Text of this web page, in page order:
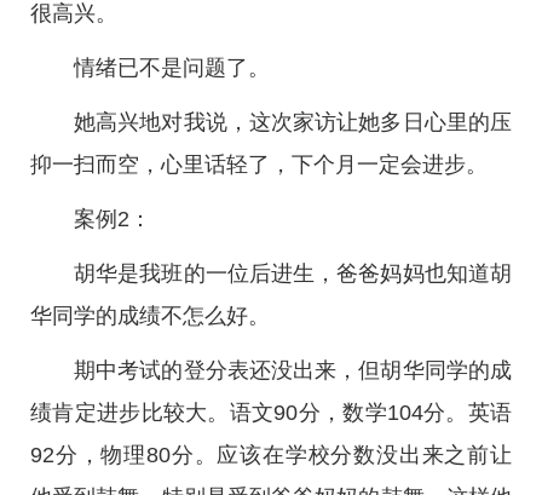
很高兴。
情绪已不是问题了。
她高兴地对我说，这次家访让她多日心里的压
抑一扫而空，心里话轻了，下个月一定会进步。
案例2：
胡华是我班的一位后进生，爸爸妈妈也知道胡
华同学的成绩不怎么好。
期中考试的登分表还没出来，但胡华同学的成
绩肯定进步比较大。语文90分，数学104分。英语
92分，物理80分。应该在学校分数没出来之前让